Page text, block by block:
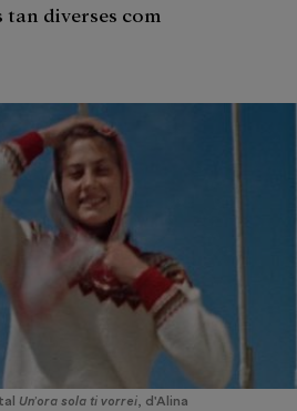
tan diverses com
Un’ora sola ti vorrei , d'Alina